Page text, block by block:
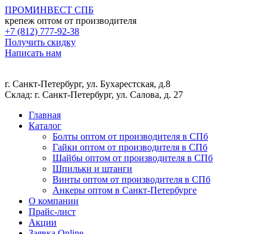
ПРОМИНВЕСТ СПБ
крепеж оптом от производителя
+7 (812) 777-92-38
Получить скидку
Написать нам
г. Санкт-Петербург, ул. Бухарестская, д.8
Склад: г. Санкт-Петербург, ул. Салова, д. 27
Главная
Каталог
Болты оптом от производителя в СПб
Гайки оптом от производителя в СПб
Шайбы оптом от производителя в СПб
Шпильки и штанги
Винты оптом от производителя в СПб
Анкеры оптом в Санкт-Петербурге
О компании
Прайс-лист
Акции